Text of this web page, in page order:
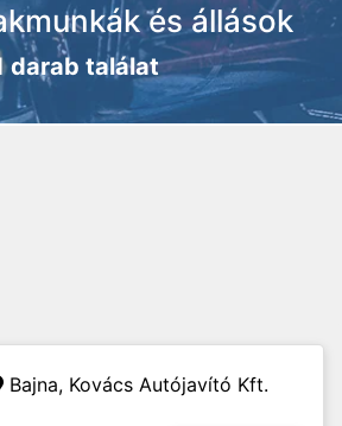
és állások
darab találat
Bajna, Kovács Autójavító Kft.